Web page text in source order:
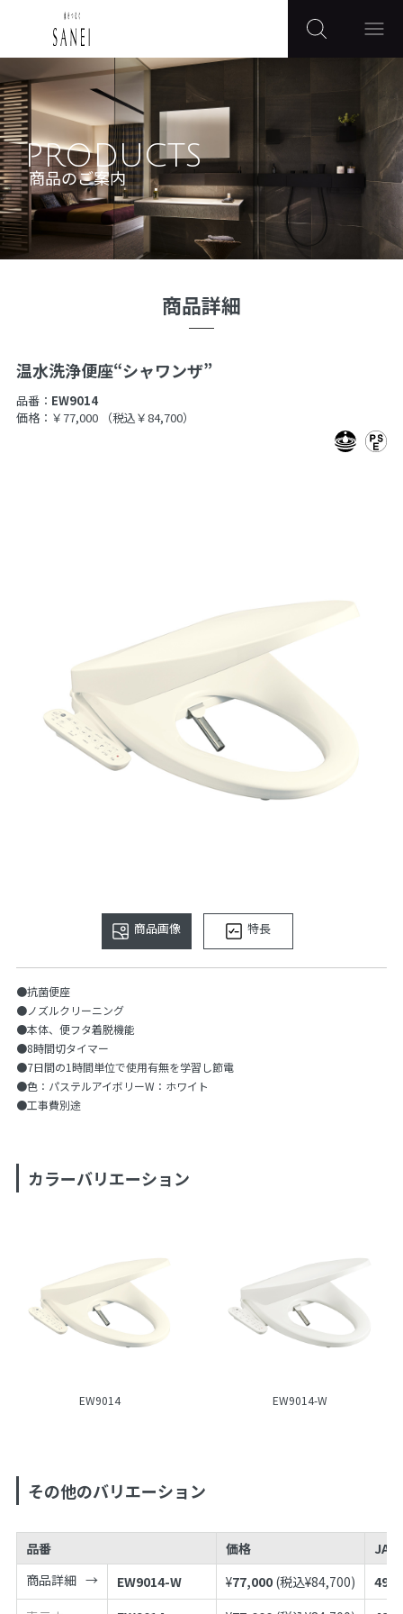
PRODUCTS
商品のご案内
商品詳細
温水洗浄便座“シャワンザ”
品番： EW9014
価格：￥77,000
（税込￥84,700）
商品画像 特長
●抗菌便座
●ノズルクリーニング
●本体、便フタ着脱機能
●8時間切タイマー
●7日間の1時間単位で使用有無を学習し節電
●色：パステルアイボリーW：ホワイト
●工事費別途
カラーバリエーション
EW9014 EW9014-W
その他のバリエーション
品番 価格
JAN
商品詳細
EW9014-W ¥77,000 (税込¥84,700)